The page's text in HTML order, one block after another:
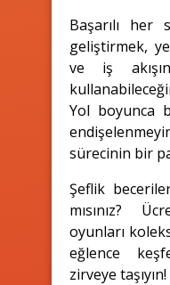
Başarılı her
geliştirmek,
ve iş
Yol boyunca
sürecinin bir
Şeflik
mısınız?
oyunları
eğlence
zirveye taşıyın!